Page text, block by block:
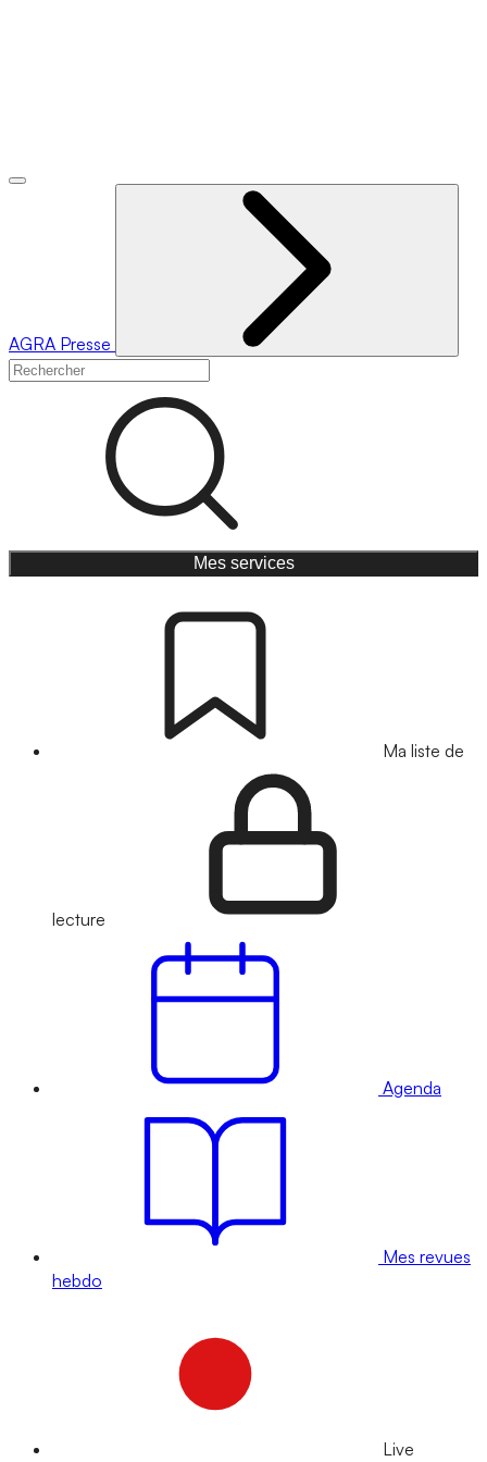
AGRA Presse
Mes services
Ma liste de
lecture
Agenda
Mes revues
hebdo
Live